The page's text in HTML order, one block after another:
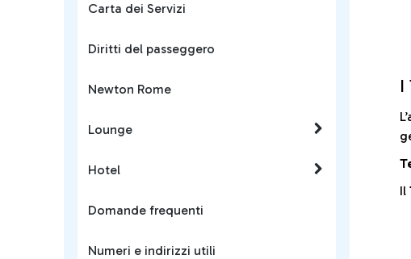
Carta dei Servizi
Diritti del passeggero
Newton Rome
Lounge
Hotel
Domande frequenti
Numeri e indirizzi utili
I
Il